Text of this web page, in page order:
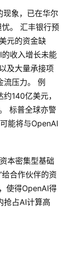
现象，已在华尔
忧。 汇丰银行预
元的资金缺
收入增长未能
及大量承接项
流压力。 例
140亿美元，
标普全球亦警
能将与OpenAI
本密集型基础
合作伙伴的资
使得OpenAI得
抢占AI计算高